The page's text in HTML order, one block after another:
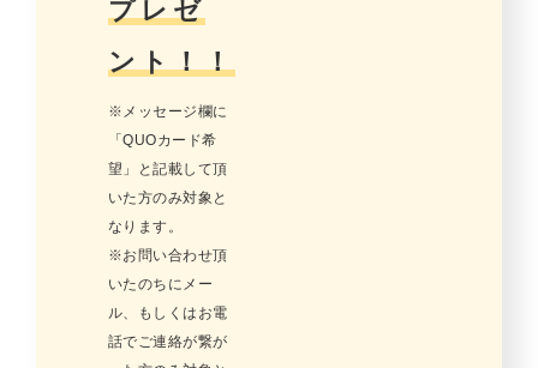
プレゼ
ント！！
※メッセージ欄に
「QUOカード希
望」と記載して頂
いた方のみ対象と
なります。
※お問い合わせ頂
いたのちにメー
ル、もしくはお電
話でご連絡が繋が